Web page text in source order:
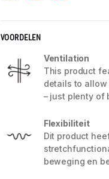
VOORDELEN
Ventilation
This product
details to allow
– just plenty of
Flexibiliteit
Dit product
beweging en